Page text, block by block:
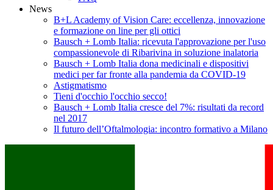
News
B+L Academy of Vision Care: eccellenza, innovazione
e formazione on line per gli ottici
Bausch + Lomb Italia: ricevuta l'approvazione per l'uso
compassionevole di Ribarivina in soluzione inalatoria
Bausch + Lomb Italia dona medicinali e dispositivi
medici per far fronte alla pandemia da COVID-19
Astigmatismo
Tieni d'occhio l'occhio secco!
Bausch + Lomb Italia cresce del 7%: risultati da record
nel 2017
Il futuro dell’Oftalmologia: incontro formativo a Milano